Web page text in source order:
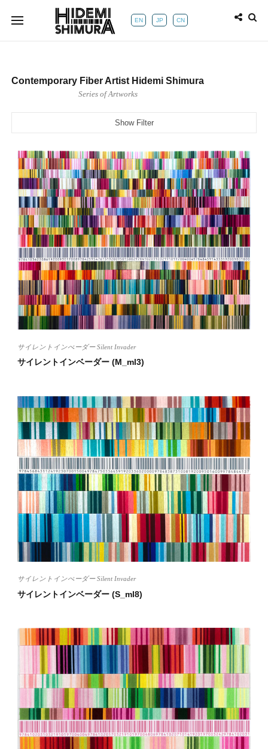
EN JP CN
Contemporary Fiber Artist Hidemi Shimura
Series of Artworks
Show Filter
サイレントインべーダー Silent Invader
サイレントインベーダー (M_ml3)
サイレントインべーダー Silent Invader
サイレントインベーダー (S_ml8)